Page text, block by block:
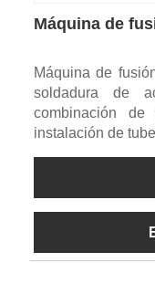
Máquina de
Máquina de
soldadura de
combinación de
instalación de